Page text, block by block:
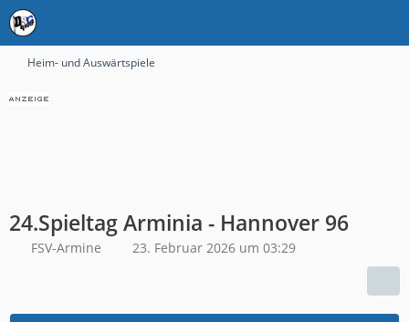
Heim- und Auswärtspiele
24.Spieltag Arminia - Hannover 96
FSV-Armine 23. Februar 2026 um 03:29